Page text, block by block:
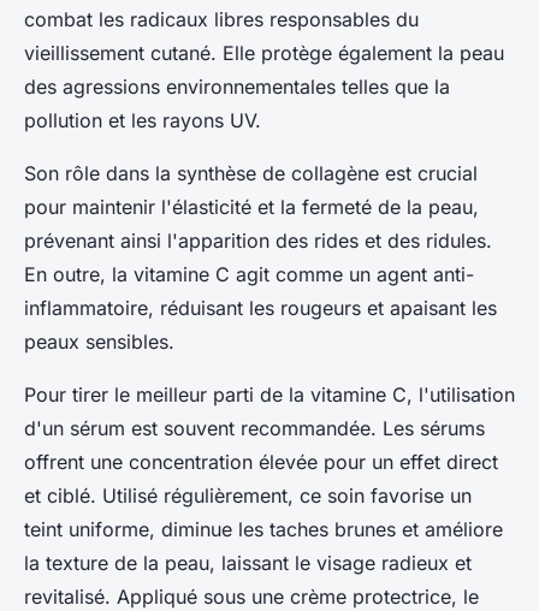
combat les radicaux libres responsables du
vieillissement cutané. Elle protège également la peau
des agressions environnementales telles que la
pollution et les rayons UV.
Son rôle dans la synthèse de collagène est crucial
pour maintenir l'élasticité et la fermeté de la peau,
prévenant ainsi l'apparition des rides et des ridules.
En outre, la vitamine C agit comme un agent anti-
inflammatoire, réduisant les rougeurs et apaisant les
peaux sensibles.
Pour tirer le meilleur parti de la vitamine C, l'utilisation
d'un sérum est souvent recommandée. Les sérums
offrent une concentration élevée pour un effet direct
et ciblé. Utilisé régulièrement, ce soin favorise un
teint uniforme, diminue les taches brunes et améliore
la texture de la peau, laissant le visage radieux et
revitalisé. Appliqué sous une crème protectrice, le